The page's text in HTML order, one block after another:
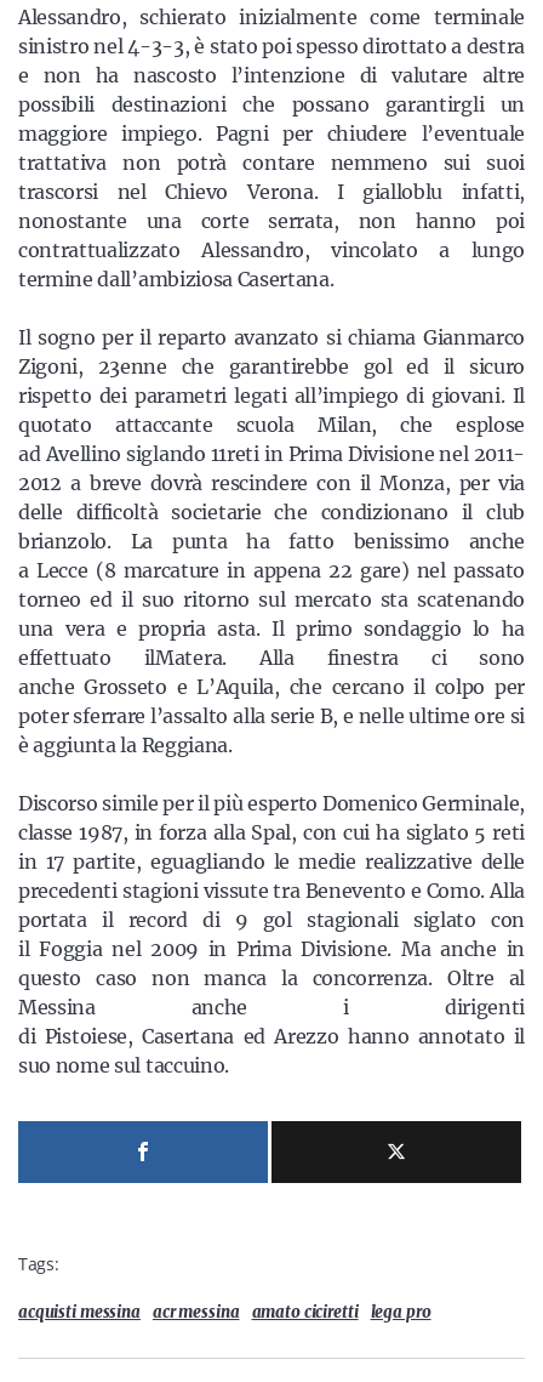
Alessandro, schierato inizialmente come terminale
sinistro nel 4-3-3, è stato poi spesso dirottato a destra
e non ha nascosto l’intenzione di valutare altre
possibili destinazioni che possano garantirgli un
maggiore impiego. Pagni per chiudere l’eventuale
trattativa non potrà contare nemmeno sui suoi
trascorsi nel Chievo Verona. I gialloblu infatti,
nonostante una corte serrata, non hanno poi
contrattualizzato Alessandro, vincolato a lungo
termine dall’ambiziosa Casertana.
Il sogno per il reparto avanzato si chiama Gianmarco
Zigoni, 23enne che garantirebbe gol ed il sicuro
rispetto dei parametri legati all’impiego di giovani. Il
quotato attaccante scuola Milan, che esplose
ad Avellino siglando 11reti in Prima Divisione nel 2011-
2012 a breve dovrà rescindere con il Monza, per via
delle difficoltà societarie che condizionano il club
brianzolo. La punta ha fatto benissimo anche
a Lecce (8 marcature in appena 22 gare) nel passato
torneo ed il suo ritorno sul mercato sta scatenando
una vera e propria asta. Il primo sondaggio lo ha
effettuato ilMatera. Alla finestra ci sono
anche Grosseto e L’Aquila, che cercano il colpo per
poter sferrare l’assalto alla serie B, e nelle ultime ore si
è aggiunta la Reggiana.
Discorso simile per il più esperto Domenico Germinale,
classe 1987, in forza alla Spal, con cui ha siglato 5 reti
in 17 partite, eguagliando le medie realizzative delle
precedenti stagioni vissute tra Benevento e Como. Alla
portata il record di 9 gol stagionali siglato con
il Foggia nel 2009 in Prima Divisione. Ma anche in
questo caso non manca la concorrenza. Oltre al
Messina anche i dirigenti
di Pistoiese, Casertana ed Arezzo hanno annotato il
suo nome sul taccuino.
Tags:
acquisti messina acr messina amato ciciretti lega pro